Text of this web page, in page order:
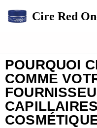
Cire Red
POURQUOI
COMME